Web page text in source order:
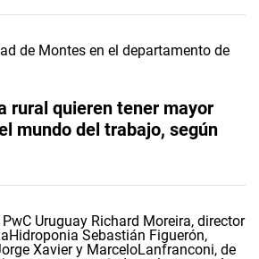
rural quieren tener mayor
mundo del trabajo, según